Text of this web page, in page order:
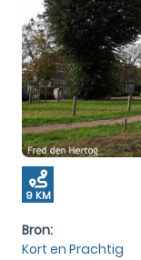
9 KM
Bron:
Kort en Prachtig